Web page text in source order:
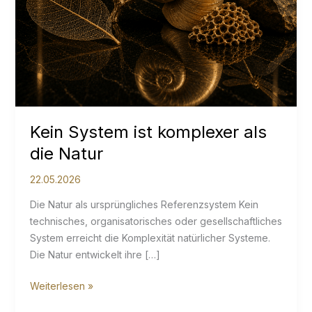
Kein System ist komplexer als
die Natur
22.05.2026
Die Natur als ursprüngliches Referenzsystem Kein
technisches, organisatorisches oder gesellschaftliches
System erreicht die Komplexität natürlicher Systeme.
Die Natur entwickelt ihre […]
Kein
Weiterlesen »